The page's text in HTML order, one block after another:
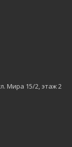
Мира 15/2, этаж 2